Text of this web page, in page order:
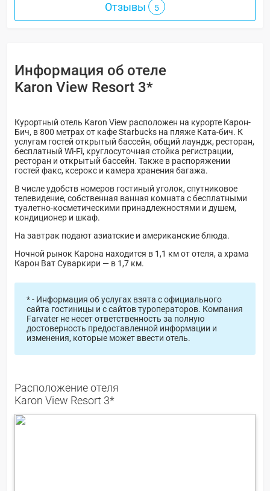
Отзывы 5
Информация об отеле
Karon View Resort 3*
Курортный отель Karon View расположен на курорте Карон-
Бич, в 800 метрах от кафе Starbucks на пляже Ката-бич. К
услугам гостей открытый бассейн, общий лаундж, ресторан,
бесплатный Wi-Fi, круглосуточная стойка регистрации,
ресторан и открытый бассейн. Также в распоряжении
гостей факс, ксерокс и камера хранения багажа.
В числе удобств номеров гостиный уголок, спутниковое
телевидение, собственная ванная комната с бесплатными
туалетно-косметическими принадлежностями и душем,
кондиционер и шкаф.
На завтрак подают азиатские и американские блюда.
Ночной рынок Карона находится в 1,1 км от отеля, а храма
Карон Ват Суваркири — в 1,7 км.
* - Информация об услугах взята с официального
сайта гостиницы и с сайтов туроператоров. Компания
Farvater не несет ответственность за полную
достоверность предоставленной информации и
изменения, которые может ввести отель.
Расположение отеля
Karon View Resort 3*